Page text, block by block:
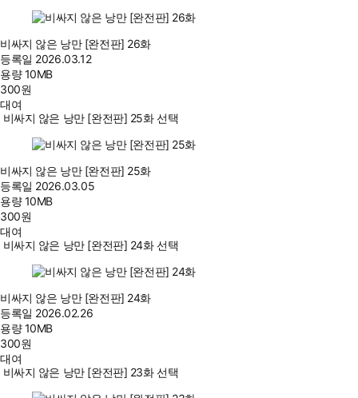
비싸지 않은 낭만 [완전판] 26화
등록일 2026.03.12
용량10MB
300원
대여
비싸지 않은 낭만 [완전판] 25화 선택
비싸지 않은 낭만 [완전판] 25화
등록일 2026.03.05
용량10MB
300원
대여
비싸지 않은 낭만 [완전판] 24화 선택
비싸지 않은 낭만 [완전판] 24화
등록일 2026.02.26
용량10MB
300원
대여
비싸지 않은 낭만 [완전판] 23화 선택